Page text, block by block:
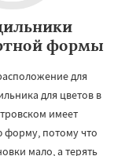
формы
для
для цветов в
имеет
форму, потому что
мало, а терять